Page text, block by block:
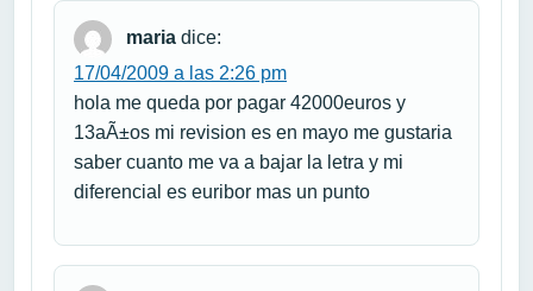
maria dice:
17/04/2009 a las 2:26 pm
hola me queda por pagar 42000euros y
13aÃ±os mi revision es en mayo me gustaria
saber cuanto me va a bajar la letra y mi
diferencial es euribor mas un punto